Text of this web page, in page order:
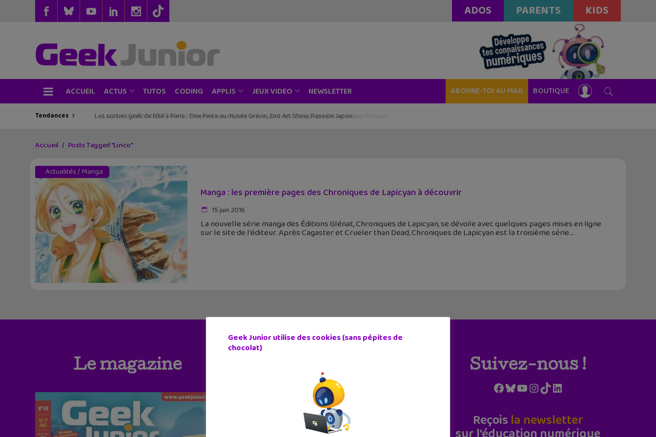
ADOS PARENTS KIDS
ACCUEIL ACTUS TUTOS CODING APPLIS JEUX VIDEO NEWSLETTER ABONNE-TOI AU MAG BOUTIQUE
Tendances Les sorties geek de l’été à Paris : One Piece au musée Grévin, Zoo Art Show, Passion Japon…
Accueil Posts Tagged "Linco"
Actualités/ Manga
Manga : les première pages des Chroniques de Lapicyan à découvrir
15 juin 2016
La nouvelle série manga des Éditions Glénat, Chroniques de Lapicyan, se dévoile avec quelques pages mises en ligne
sur le site de l'éditeur. Après Cagaster et Crueler than Dead, Chroniques de Lapicyan est la troisième série
Le magazine Suivez-nous !
Facebook
Bluesky
YouTube
Instagram
TikTokLinkedIn
Reçois la newsletter
Geek Junior utilise des cookies (sans pépites de
chocolat)